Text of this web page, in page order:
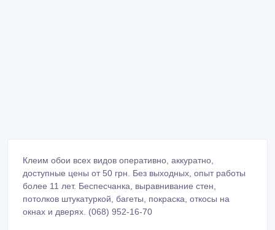
Клеим обои всех видов оперативно, аккуратно,
доступные цены от 50 грн. Без выходных, опыт работы
более 11 лет. Беспесчанка, выравнивание стен,
потолков штукатуркой, багеты, покраска, откосы на
окнах и дверях. (068) 952-16-70